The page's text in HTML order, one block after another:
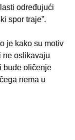
određujući
spor traje”.
je kako su motiv
ne oslikavaju
bude oličenje
nema u